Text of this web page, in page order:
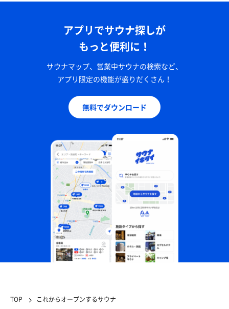
アプリでサウナ探しが
もっと便利に！
サウナマップ、営業中サウナの検索など、
アプリ限定の機能が盛りだくさん！
無料でダウンロード
TOP これからオープンするサウナ